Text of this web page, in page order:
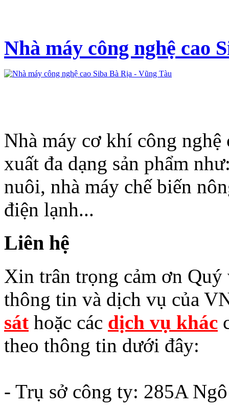
Nhà máy công nghệ cao
Nhà máy cơ khí công nghệ
xuất đa dạng sản phẩm
nuôi, nhà máy chế biến
điện lạnh...
Liên hệ
Xin trân trọng cảm ơn
thông tin và dịch vụ của
sát hoặc các dịch vụ khác
theo thông tin dưới đây:
- Trụ sở công ty: 285A